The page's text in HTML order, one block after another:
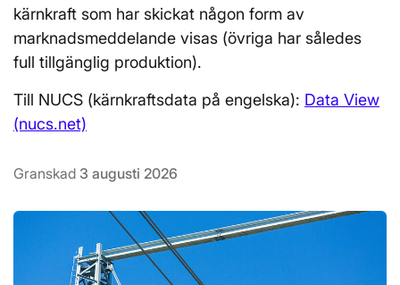
kärnkraft som har skickat någon form av
marknadsmeddelande visas (övriga har således
full tillgänglig produktion).
Till NUCS (kärnkraftsdata på engelska): Data View
(nucs.net)
Granskad 3 augusti 2026